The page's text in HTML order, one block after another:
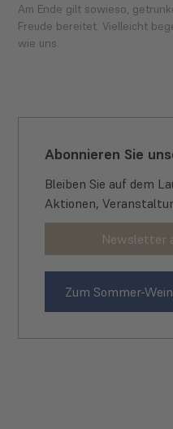
Am Ende gilt sowieso,
Freude bereitet. Vielleicht
wie uns.
Abonnieren Sie
Bleiben Sie auf dem
Aktionen,
Newsletter
Zum Sommer-